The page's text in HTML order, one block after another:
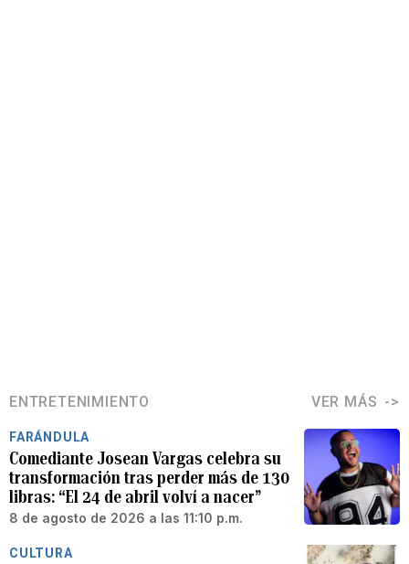
ENTRETENIMIENTO VER MÁS
FARÁNDULA
Comediante Josean Vargas celebra su
transformación tras perder más de 130
libras: “El 24 de abril volví a nacer”
8 de agosto de 2026 a las 11:10 p.m.
CULTURA